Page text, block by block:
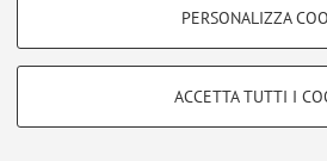
COOKIE TECNICI - NECESSARI
Si tratta di cookie tecnici utilizzati, a titolo
PERSONALIZZA
ACCETTA TUTTI I